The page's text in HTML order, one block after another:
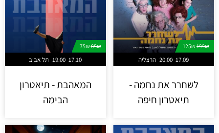
199₪
הרצליה 20:00 17.09
לשחרר את נחמה -
תיאטרון חיפה
85₪
75₪
תל אביב 19:00 17.10
המאהבת - תיאטרון
הבימה